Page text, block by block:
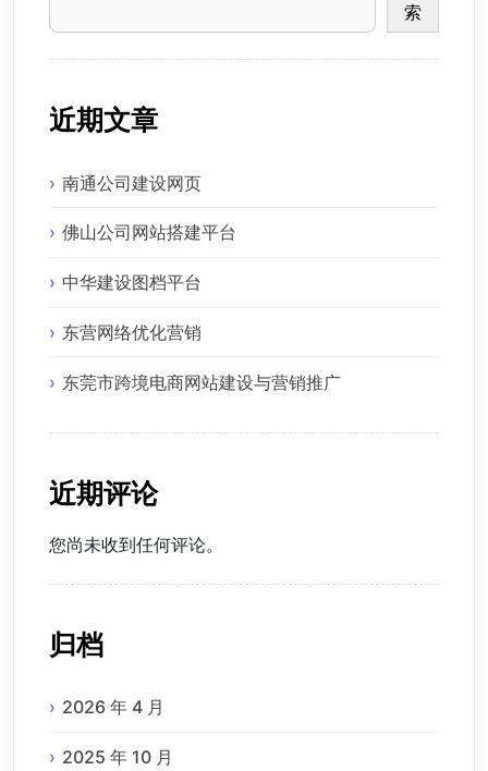
索
近期文章
南通公司建设网页
佛山公司网站搭建平台
中华建设图档平台
东营网络优化营销
东莞市跨境电商网站建设与营销推广
近期评论
您尚未收到任何评论。
归档
2026 年 4 月
2025 年 10 月